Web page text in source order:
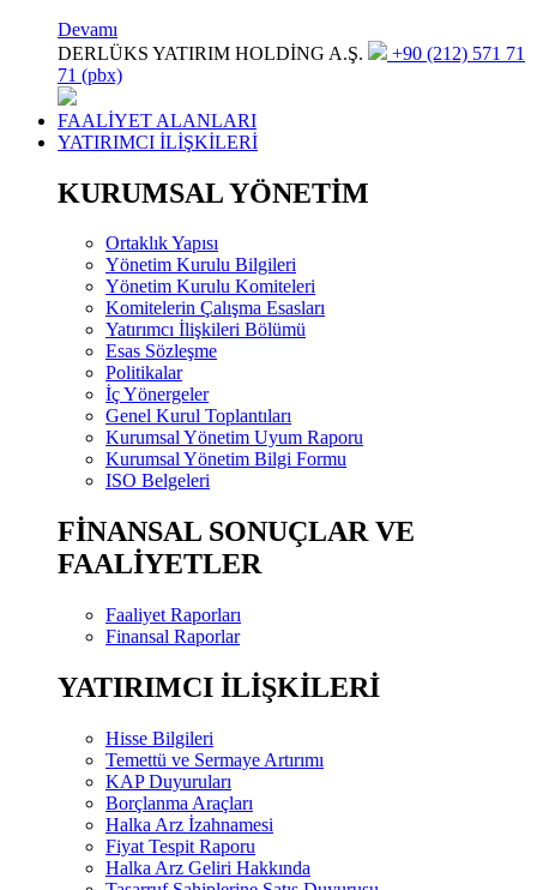
Devamı
DERLÜKS YATIRIM HOLDİNG A.Ş.
+90 (212) 571 71
71 (pbx)
FAALİYET ALANLARI
YATIRIMCI İLİŞKİLERİ
KURUMSAL YÖNETİM
Ortaklık Yapısı
Yönetim Kurulu Bilgileri
Yönetim Kurulu Komiteleri
Komitelerin Çalışma Esasları
Yatırımcı İlişkileri Bölümü
Esas Sözleşme
Politikalar
İç Yönergeler
Genel Kurul Toplantıları
Kurumsal Yönetim Uyum Raporu
Kurumsal Yönetim Bilgi Formu
ISO Belgeleri
FİNANSAL SONUÇLAR VE
FAALİYETLER
Faaliyet Raporları
Finansal Raporlar
YATIRIMCI İLİŞKİLERİ
Hisse Bilgileri
Temettü ve Sermaye Artırımı
KAP Duyuruları
Borçlanma Araçları
Halka Arz İzahnamesi
Fiyat Tespit Raporu
Halka Arz Geliri Hakkında